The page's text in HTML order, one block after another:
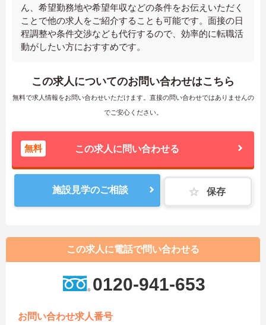
ん、希望勤務地や希望年収などの条件をお伝えいただく
ことで他の求人をご紹介することも可能です。面接の日
程調整や条件交渉なども代行するので、効率的に転職活
動がしたい方におすすめです。
この求人についてのお問い合わせはこちら
無料で求人情報をお問い合わせいただけます。直接の問い合わせではありませんの
でご安心ください。
無料 この求人に問い合わせる
施設見学のご相談 保存
この求人に電話で問い合わせる
0120-941-653
お問い合わせ求人番号